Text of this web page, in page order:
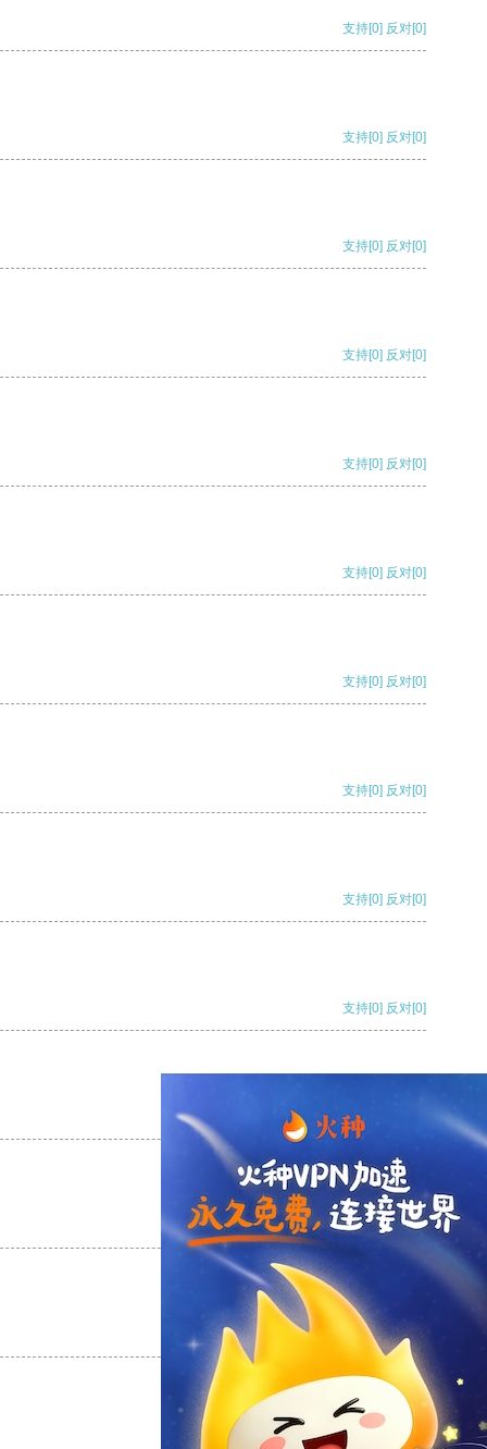
支持[0] 反对[0]
支持[0] 反对[0]
支持[0] 反对[0]
支持[0] 反对[0]
支持[0] 反对[0]
支持[0] 反对[0]
支持[0] 反对[0]
支持[0] 反对[0]
支持[0] 反对[0]
支持[0] 反对[0]
支持
支持[0] 反对[0]
支持[0] 反对[0]